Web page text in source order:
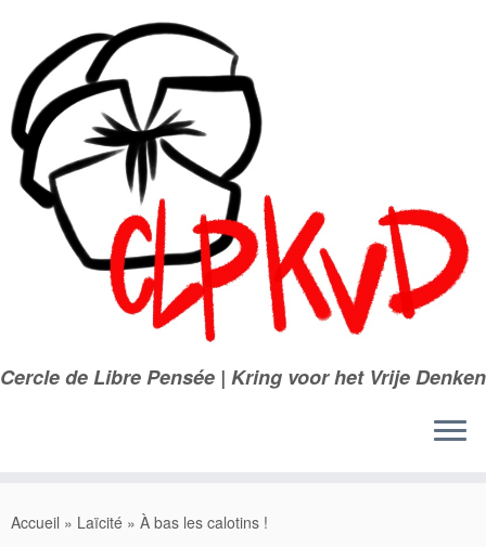
contenu
Cercle de Libre Pensée | Kring voor het Vrije Denken
Accueil » Laïcité » À bas les calotins !